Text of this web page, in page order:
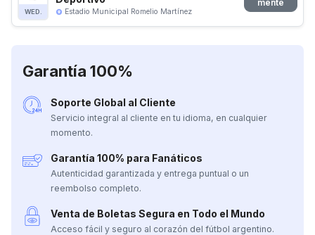
WED. Estadio Municipal Romelio Martínez
mente
Garantía 100%
Soporte Global al Cliente
Servicio integral al cliente en tu idioma, en cualquier
momento.
Garantía 100% para Fanáticos
Autenticidad garantizada y entrega puntual o un
reembolso completo.
Venta de Boletas Segura en Todo el Mundo
Acceso fácil y seguro al corazón del fútbol argentino.